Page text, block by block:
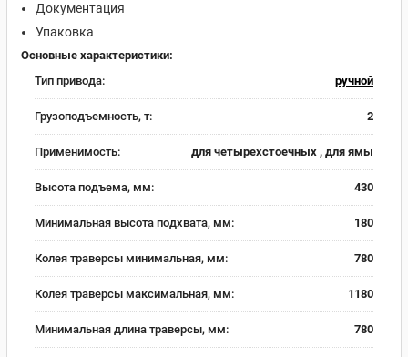
Документация
Упаковка
Основные характеристики:
Тип привода:
ручной
Грузоподъемность, т: 2
Применимость: для четырехстоечных , для ямы
Высота подъема, мм: 430
Минимальная высота подхвата, мм: 180
Колея траверсы минимальная, мм: 780
Колея траверсы максимальная, мм: 1180
Минимальная длина траверсы, мм: 780